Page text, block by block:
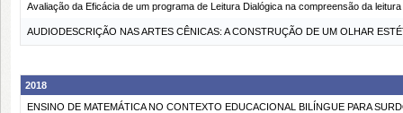
Avaliação da Eficácia de um programa de Leitura Dialógica na compreensão da
AUDIODESCRIÇÃO NAS ARTES CÊNICAS: A CONSTRUÇÃO DE UM OLHAR
2018
ENSINO DE MATEMÁTICA NO CONTEXTO EDUCACIONAL BILÍNGUE PARA